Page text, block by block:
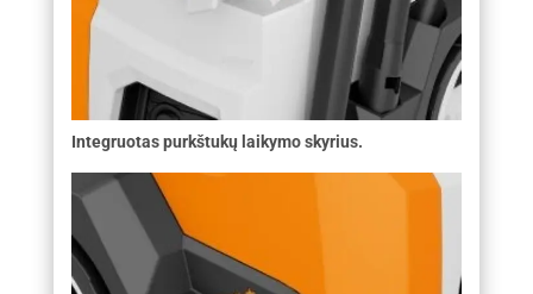
Integruotas purkštukų laikymo skyrius.